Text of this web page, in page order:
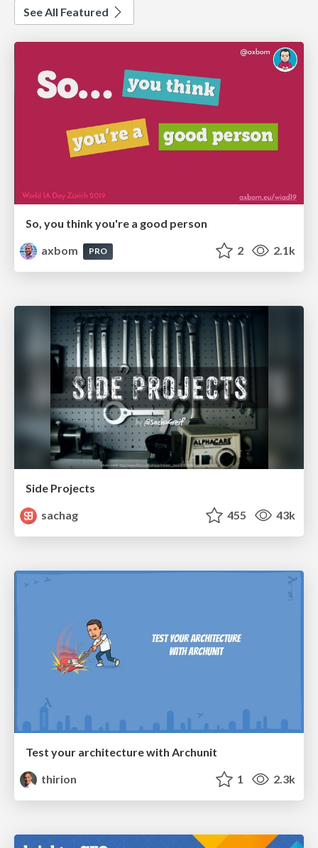
See All Featured
So, you think you're a good person
axbom
PRO 2 2.1k
Side Projects
sachag
455 43k
Test your architecture with Archunit
thirion
1 2.3k